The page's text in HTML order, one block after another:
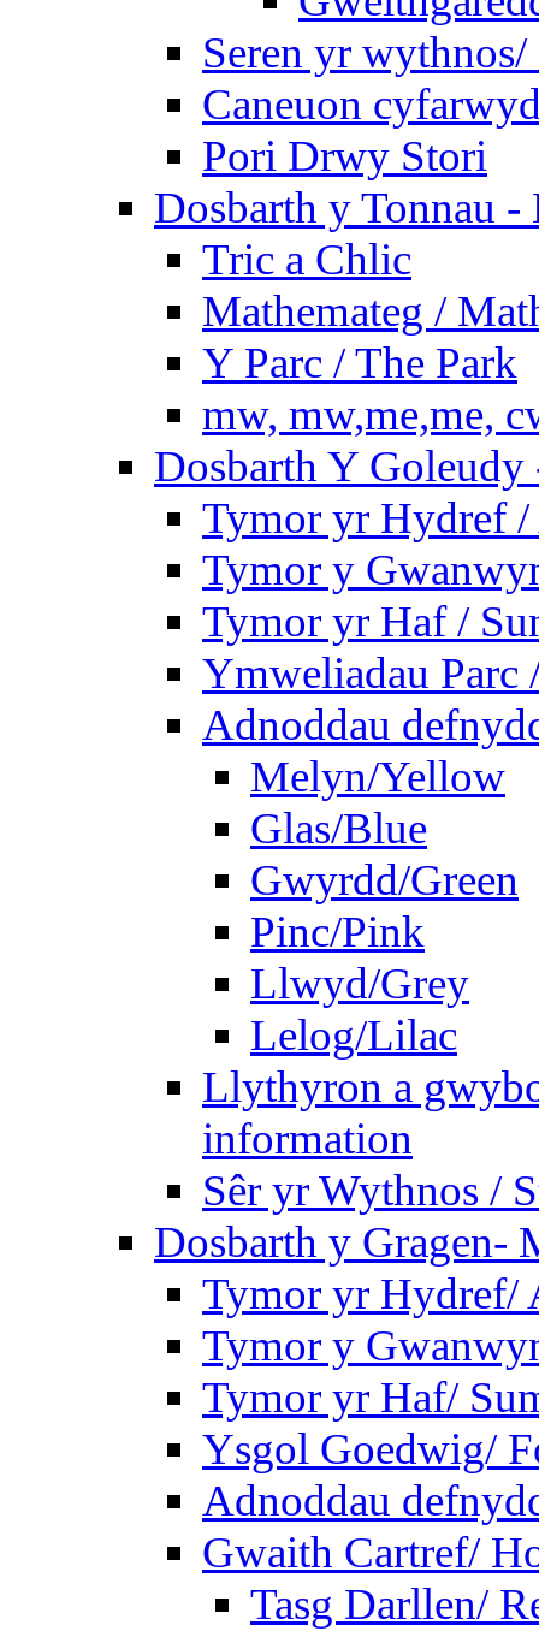
Seren yr
Caneuon
Pori Drwy Stori
Dosbarth y Tonnau -
Tric a Chlic
Mathemateg /
Y Parc / The Park
mw, mw,me,me,
Dosbarth Y
Tymor yr Hydref
Tymor y
Tymor yr Haf /
Ymweliadau Parc
Adnoddau
Melyn/Yellow
Glas/Blue
Gwyrdd/Green
Pinc/Pink
Llwyd/Grey
Lelog/Lilac
Llythyron a
information
Sêr yr Wythnos /
Dosbarth y Gragen-
Tymor yr Hydref/
Tymor y
Tymor yr Haf/
Ysgol Goedwig/
Adnoddau
Gwaith Cartref/
Tasg Darllen/